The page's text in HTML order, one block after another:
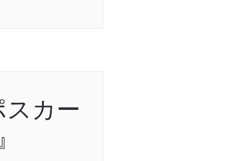
スカー